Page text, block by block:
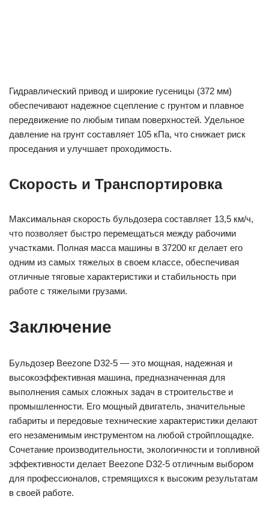
Гидравлический привод и широкие гусеницы (372 мм)
обеспечивают надежное сцепление с грунтом и плавное
передвижение по любым типам поверхностей. Удельное
давление на грунт составляет 105 кПа, что снижает риск
проседания и улучшает проходимость.
Скорость и Транспортировка
Максимальная скорость бульдозера составляет 13,5 км/ч,
что позволяет быстро перемещаться между рабочими
участками. Полная масса машины в 37200 кг делает его
одним из самых тяжелых в своем классе, обеспечивая
отличные тяговые характеристики и стабильность при
работе с тяжелыми грузами.
Заключение
Бульдозер Beezone D32-5 — это мощная, надежная и
высокоэффективная машина, предназначенная для
выполнения самых сложных задач в строительстве и
промышленности. Его мощный двигатель, значительные
габариты и передовые технические характеристики делают
его незаменимым инструментом на любой стройплощадке.
Сочетание производительности, экологичности и топливной
эффективности делает Beezone D32-5 отличным выбором
для профессионалов, стремящихся к высоким результатам
в своей работе.